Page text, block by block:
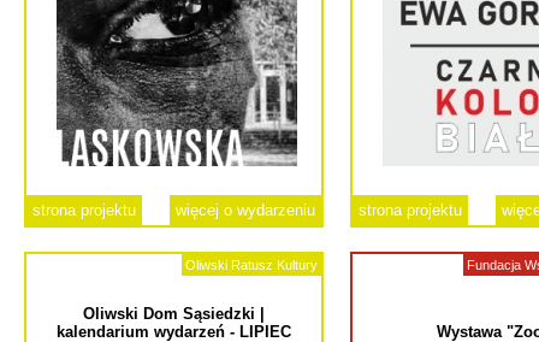
strona projektu więcej o wydarzeniu strona projektu
Oliwski Ratusz Kultury
Oliwski Dom Sąsiedzki |
kalendarium wydarzeń - LIPIEC
Fundacja
Wystawa